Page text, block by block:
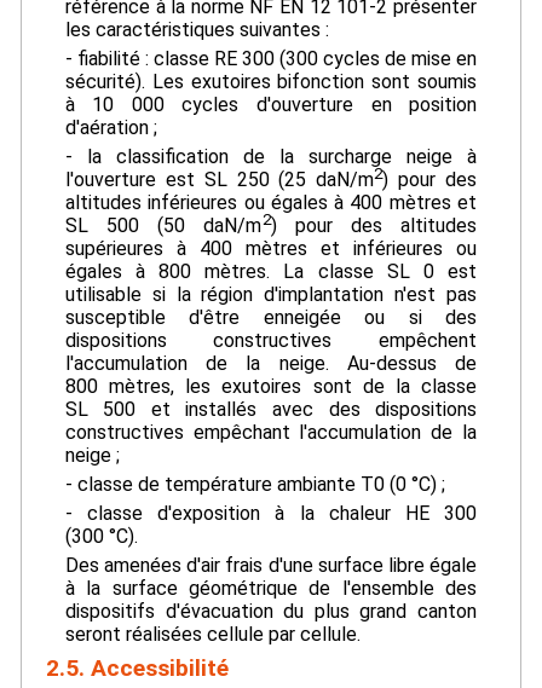
référence à la norme NF EN 12 101-2 présenter
les caractéristiques suivantes :
- fiabilité : classe RE 300 (300 cycles de mise en
sécurité). Les exutoires bifonction sont soumis
à 10 000 cycles d'ouverture en position
d'aération ;
- la classification de la surcharge neige à
l'ouverture est SL 250 (25 daN/m2) pour des
altitudes inférieures ou égales à 400 mètres et
SL 500 (50 daN/m2) pour des altitudes
supérieures à 400 mètres et inférieures ou
égales à 800 mètres. La classe SL 0 est
utilisable si la région d'implantation n'est pas
susceptible d'être enneigée ou si des
dispositions constructives empêchent
l'accumulation de la neige. Au-dessus de
800 mètres, les exutoires sont de la classe
SL 500 et installés avec des dispositions
constructives empêchant l'accumulation de la
neige ;
- classe de température ambiante T0 (0 °C) ;
- classe d'exposition à la chaleur HE 300
(300 °C).
Des amenées d'air frais d'une surface libre égale
à la surface géométrique de l'ensemble des
dispositifs d'évacuation du plus grand canton
seront réalisées cellule par cellule.
2.5. Accessibilité